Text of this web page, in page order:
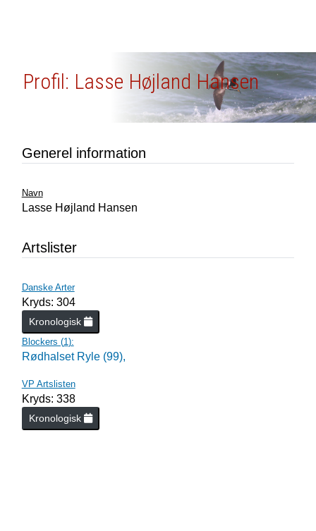
Profil: Lasse Højland Hansen
Generel information
Navn
Lasse Højland Hansen
Artslister
Danske Arter
Kryds: 304
Kronologisk
Blockers (1):
Rødhalset Ryle (99),
VP Artslisten
Kryds: 338
Kronologisk